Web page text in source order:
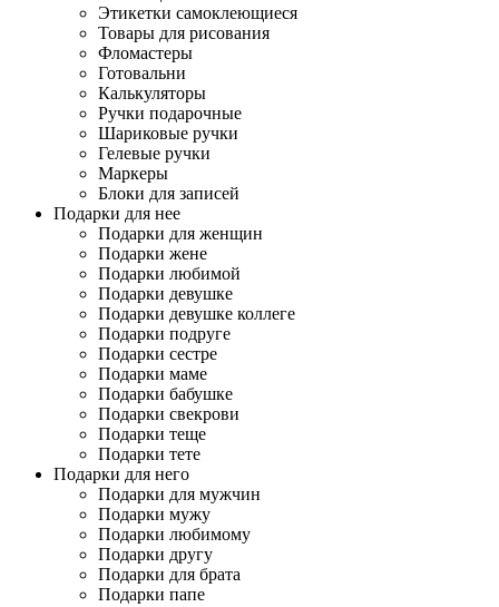
Этикетки самоклеющиеся
Товары для рисования
Фломастеры
Готовальни
Калькуляторы
Ручки подарочные
Шариковые ручки
Гелевые ручки
Маркеры
Блоки для записей
Подарки для нее
Подарки для женщин
Подарки жене
Подарки любимой
Подарки девушке
Подарки девушке коллеге
Подарки подруге
Подарки сестре
Подарки маме
Подарки бабушке
Подарки свекрови
Подарки теще
Подарки тете
Подарки для него
Подарки для мужчин
Подарки мужу
Подарки любимому
Подарки другу
Подарки для брата
Подарки папе